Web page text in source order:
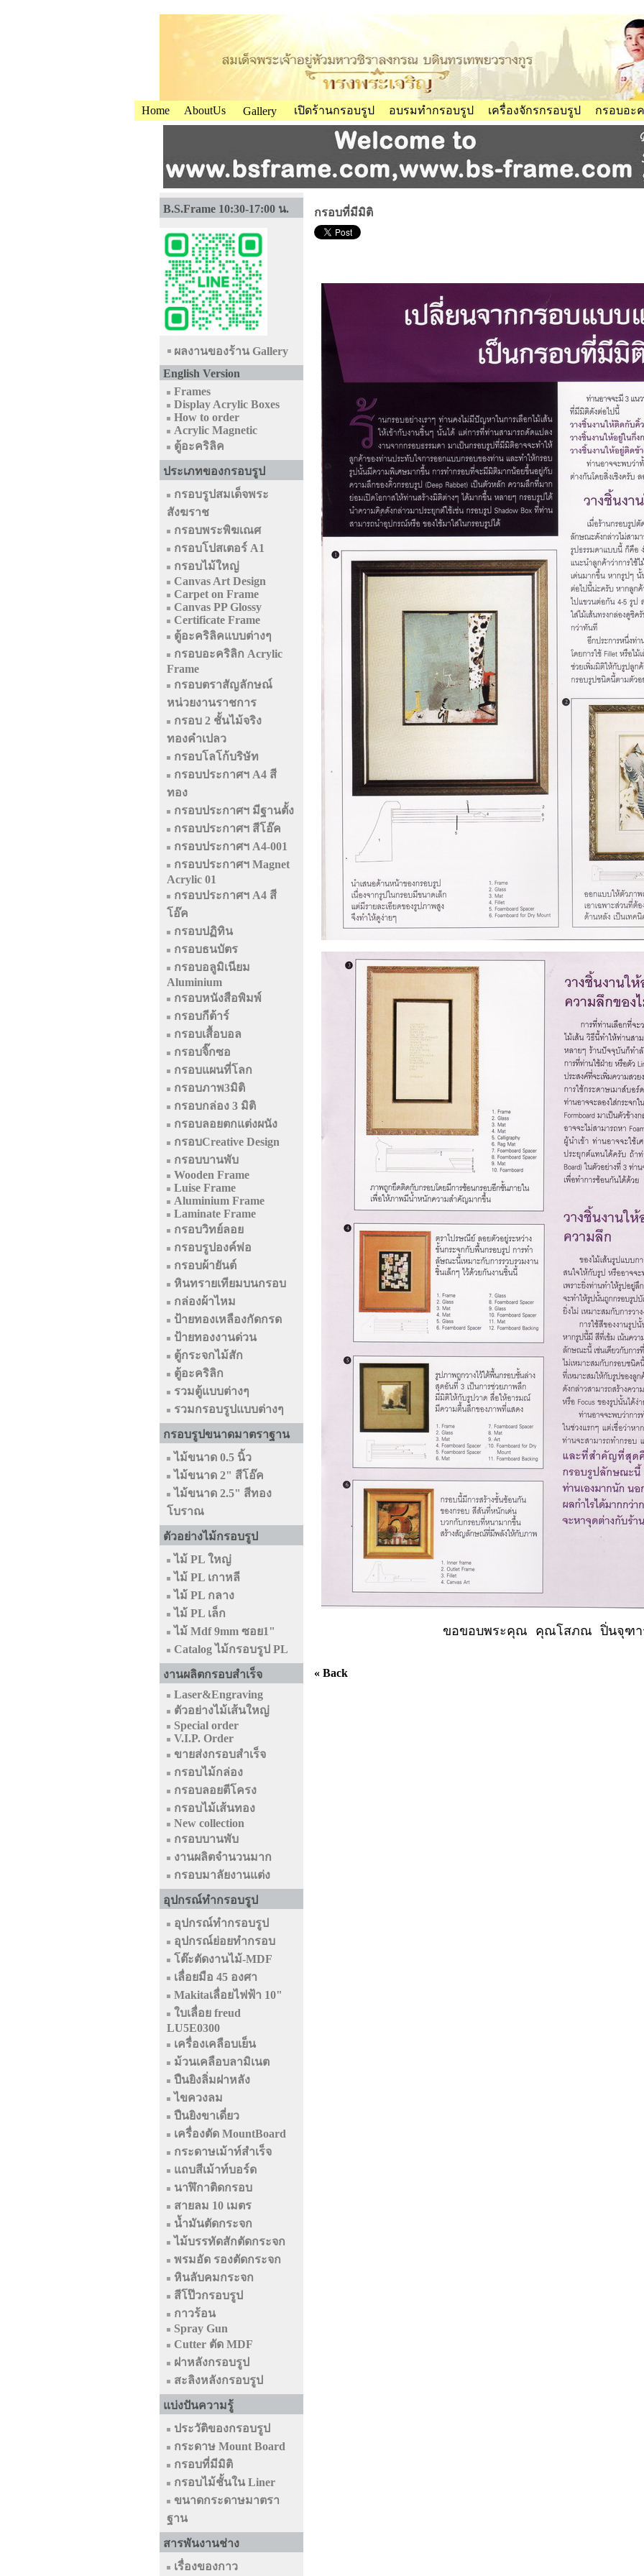
Home AboutUs Gallery เปิดร้านกรอบรูป อบรมทำกรอบรูป เครื่องจักรกรอบรูป กรอบอะ
B.S.Frame 10:30-17:00 น.
ผลงานของร้าน Gallery
English Version
Frames
Display Acrylic Boxes
How to order
Acrylic Magnetic
ตู้อะคริลิค
ประเภทของกรอบรูป
กรอบรูปสมเด็จพระ
สังฆราช
กรอบพระพิฆเณศ
กรอบโปสเตอร์ A1
กรอบไม้ใหญ่
Canvas Art Design
Carpet on Frame
Canvas PP Glossy
Certificate Frame
ตู้อะคริลิคแบบต่างๆ
กรอบอะคริลิก Acrylic
Frame
กรอบตราสัญลักษณ์
หน่วยงานราชการ
กรอบ 2 ชั้นไม้จริง
ทองคำเปลว
กรอบโลโก้บริษัท
กรอบประกาศฯ A4 สี
ทอง
กรอบประกาศฯ มีฐานตั้ง
กรอบประกาศฯ สีโอ๊ค
กรอบประกาศฯ A4-001
กรอบประกาศฯ Magnet
Acrylic 01
กรอบประกาศฯ A4 สี
โอ๊ค
กรอบปฏิทิน
กรอบธนบัตร
กรอบอลูมิเนียม
Aluminium
กรอบหนังสือพิมพ์
กรอบกีต้าร์
กรอบเสื้อบอล
กรอบจิ๊กซอ
กรอบแผนที่โลก
กรอบภาพ3มิติ
กรอบกล่อง 3 มิติ
กรอบลอยตกแต่งผนัง
กรอบCreative Design
กรอบบานพับ
Wooden Frame
Luise Frame
Aluminium Frame
Laminate Frame
กรอบวิทย์ลอย
กรอบรูปองค์พ่อ
กรอบผ้ายันต์
หินทรายเทียมบนกรอบ
กล่องผ้าไหม
ป้ายทองเหลืองกัดกรด
ป้ายทองงานด่วน
ตู้กระจกไม้สัก
ตู้อะคริลิก
รวมตู้แบบต่างๆ
รวมกรอบรูปแบบต่างๆ
กรอบรูปขนาดมาตราฐาน
ไม้ขนาด 0.5 นิ้ว
ไม้ขนาด 2" สีโอ๊ค
ไม้ขนาด 2.5" สีทอง
โบราณ
ตัวอย่างไม้กรอบรูป
ไม้ PL ใหญ่
ไม้ PL เกาหลี
ไม้ PL กลาง
ไม้ PL เล็ก
ไม้ Mdf 9mm ซอย1"
Catalog ไม้กรอบรูป PL
งานผลิตกรอบสำเร็จ
Laser&Engraving
ตัวอย่างไม้เส้นใหญ่
Special order
V.I.P. Order
ขายส่งกรอบสำเร็จ
กรอบไม้กล่อง
กรอบลอยตีโครง
กรอบไม้เส้นทอง
New collection
กรอบบานพับ
งานผลิตจำนวนมาก
กรอบมาลัยงานแต่ง
อุปกรณ์ทำกรอบรูป
อุปกรณ์ทำกรอบรูป
อุปกรณ์ย่อยทำกรอบ
โต๊ะตัดงานไม้-MDF
เลื่อยมือ 45 องศา
Makitaเลื่อยไฟฟ้า 10"
ใบเลื่อย freud
LU5E0300
เครื่องเคลือบเย็น
ม้วนเคลือบลามิเนต
ปืนยิงลิ่มฝาหลัง
ไขควงลม
ปืนยิงขาเดี่ยว
เครื่องตัด MountBoard
กระดาษเม้าท์สำเร็จ
แถบสีเม้าท์บอร์ด
นาฬิกาติดกรอบ
สายลม 10 เมตร
น้ำมันตัดกระจก
ไม้บรรทัดสักตัดกระจก
พรมอัด รองตัดกระจก
หินลับคมกระจก
สีโป๊วกรอบรูป
กาวร้อน
Spray Gun
Cutter ตัด MDF
ฝาหลังกรอบรูป
สะลิงหลังกรอบรูป
แบ่งปันความรู้
ประวัติของกรอบรูป
กระดาษ Mount Board
กรอบที่มีมิติ
กรอบไม้ชั้นใน Liner
ขนาดกระดาษมาตรา
ฐาน
สารพันงานช่าง
เรื่องของกาว
กรอบที่มีมิติ
ขอขอบพระคุณ คุณโสภณ ปิ่นจุฑา
« Back